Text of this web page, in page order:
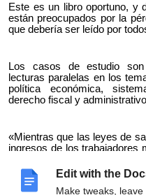
Edit with the
Make tweaks,
Este es un libro oportuno, y
están preocupados por la
que debería ser leído por
Los casos de estudio
lecturas paralelas en los
política económica,
derecho fiscal y
«Mientras que las leyes de
ingresos de los trabajadores
salarios oficiales. Y cuanto
fijado por el mercado libre,